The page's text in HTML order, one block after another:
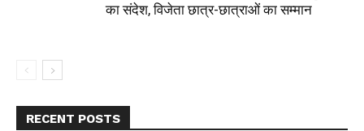
का संदेश, विजेता छात्र-छात्राओं का सम्मान
RECENT POSTS